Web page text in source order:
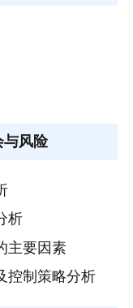
与风险
析
主要因素
控制策略分析